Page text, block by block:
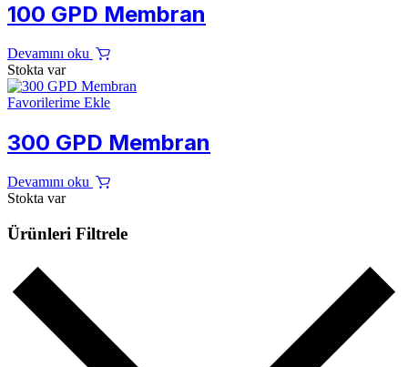
100 GPD Membran
Devamını oku
Stokta var
Favorilerime Ekle
300 GPD Membran
Devamını oku
Stokta var
Ürünleri Filtrele